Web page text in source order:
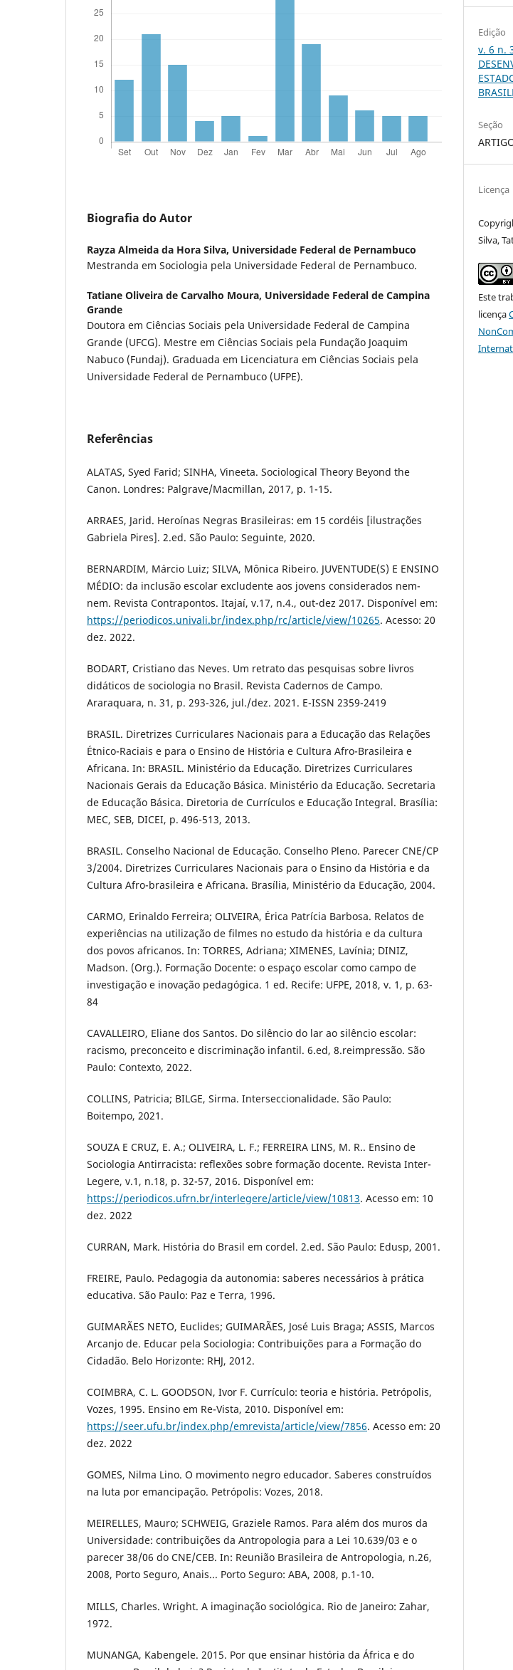
Biografia do Autor
Rayza Almeida da Hora Silva, Universidade Federal de Pernambuco
Mestranda em Sociologia pela Universidade Federal de Pernambuco.
Tatiane Oliveira de Carvalho Moura, Universidade Federal de Campina
Grande
Doutora em Ciências Sociais pela Universidade Federal de Campina
Grande (UFCG). Mestre em Ciências Sociais pela Fundação Joaquim
Nabuco (Fundaj). Graduada em Licenciatura em Ciências Sociais pela
Universidade Federal de Pernambuco (UFPE).
Referências
ALATAS, Syed Farid; SINHA, Vineeta. Sociological Theory Beyond the
Canon. Londres: Palgrave/Macmillan, 2017, p. 1-15.
ARRAES, Jarid. Heroínas Negras Brasileiras: em 15 cordéis [ilustrações
Gabriela Pires]. 2.ed. São Paulo: Seguinte, 2020.
BERNARDIM, Márcio Luiz; SILVA, Mônica Ribeiro. JUVENTUDE(S) E ENSINO
MÉDIO: da inclusão escolar excludente aos jovens considerados nem-
nem. Revista Contrapontos. Itajaí, v.17, n.4., out-dez 2017. Disponível em:
https://periodicos.univali.br/index.php/rc/article/view/10265. Acesso: 20
dez. 2022.
BODART, Cristiano das Neves. Um retrato das pesquisas sobre livros
didáticos de sociologia no Brasil. Revista Cadernos de Campo.
Araraquara, n. 31, p. 293-326, jul./dez. 2021. E-ISSN 2359-2419
BRASIL. Diretrizes Curriculares Nacionais para a Educação das Relações
Étnico-Raciais e para o Ensino de História e Cultura Afro-Brasileira e
Africana. In: BRASIL. Ministério da Educação. Diretrizes Curriculares
Nacionais Gerais da Educação Básica. Ministério da Educação. Secretaria
de Educação Básica. Diretoria de Currículos e Educação Integral. Brasília:
MEC, SEB, DICEI, p. 496-513, 2013.
BRASIL. Conselho Nacional de Educação. Conselho Pleno. Parecer CNE/CP
3/2004. Diretrizes Curriculares Nacionais para o Ensino da História e da
Cultura Afro-brasileira e Africana. Brasília, Ministério da Educação, 2004.
CARMO, Erinaldo Ferreira; OLIVEIRA, Érica Patrícia Barbosa. Relatos de
experiências na utilização de filmes no estudo da história e da cultura
dos povos africanos. In: TORRES, Adriana; XIMENES, Lavínia; DINIZ,
Madson. (Org.). Formação Docente: o espaço escolar como campo de
investigação e inovação pedagógica. 1 ed. Recife: UFPE, 2018, v. 1, p. 63-
84
CAVALLEIRO, Eliane dos Santos. Do silêncio do lar ao silêncio escolar:
racismo, preconceito e discriminação infantil. 6.ed, 8.reimpressão. São
Paulo: Contexto, 2022.
COLLINS, Patricia; BILGE, Sirma. Interseccionalidade. São Paulo:
Boitempo, 2021.
SOUZA E CRUZ, E. A.; OLIVEIRA, L. F.; FERREIRA LINS, M. R.. Ensino de
Sociologia Antirracista: reflexões sobre formação docente. Revista Inter-
Legere, v.1, n.18, p. 32-57, 2016. Disponível em:
https://periodicos.ufrn.br/interlegere/article/view/10813. Acesso em: 10
dez. 2022
CURRAN, Mark. História do Brasil em cordel. 2.ed. São Paulo: Edusp, 2001.
FREIRE, Paulo. Pedagogia da autonomia: saberes necessários à prática
educativa. São Paulo: Paz e Terra, 1996.
GUIMARÃES NETO, Euclides; GUIMARÃES, José Luis Braga; ASSIS, Marcos
Arcanjo de. Educar pela Sociologia: Contribuições para a Formação do
Cidadão. Belo Horizonte: RHJ, 2012.
COIMBRA, C. L. GOODSON, Ivor F. Currículo: teoria e história. Petrópolis,
Vozes, 1995. Ensino em Re-Vista, 2010. Disponível em:
https://seer.ufu.br/index.php/emrevista/article/view/7856. Acesso em: 20
dez. 2022
GOMES, Nilma Lino. O movimento negro educador. Saberes construídos
na luta por emancipação. Petrópolis: Vozes, 2018.
MEIRELLES, Mauro; SCHWEIG, Graziele Ramos. Para além dos muros da
Universidade: contribuições da Antropologia para a Lei 10.639/03 e o
parecer 38/06 do CNE/CEB. In: Reunião Brasileira de Antropologia, n.26,
2008, Porto Seguro, Anais... Porto Seguro: ABA, 2008, p.1-10.
MILLS, Charles. Wright. A imaginação sociológica. Rio de Janeiro: Zahar,
1972.
MUNANGA, Kabengele. 2015. Por que ensinar história da África e do
Edição
v. 6 n.
Seção
Licença
Silva,
Este
licença